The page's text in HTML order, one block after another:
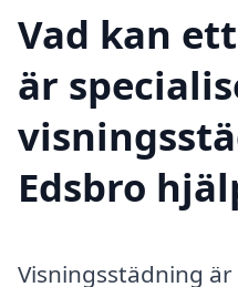
Vad kan
är
Edsbro
Visningsstädning